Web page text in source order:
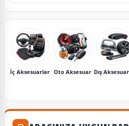
İç Aksesuarlar Oto Aksesuar Dış